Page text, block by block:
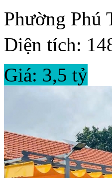
Phường Phú
Diện tích:
Giá: 3,5 tỷ